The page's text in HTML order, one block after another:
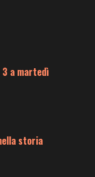
3 a martedì
storia